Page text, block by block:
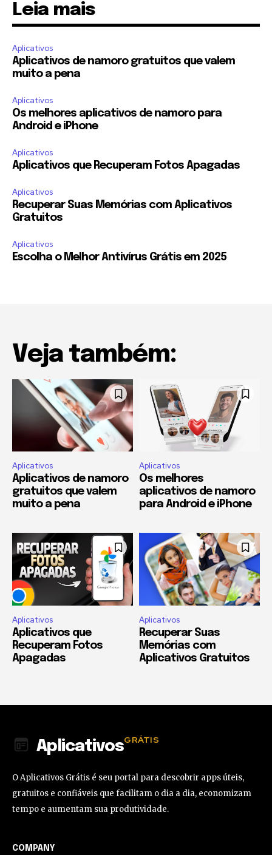
Leia mais
Aplicativos
Aplicativos de namoro gratuitos que valem
muito a pena
Aplicativos
Os melhores aplicativos de namoro para
Android e iPhone
Aplicativos
Aplicativos que Recuperam Fotos Apagadas
Aplicativos
Recuperar Suas Memórias com Aplicativos
Gratuitos
Aplicativos
Escolha o Melhor Antivírus Grátis em 2025
Veja também:
Aplicativos
Aplicativos de namoro
gratuitos que valem
muito a pena
Aplicativos
Os melhores
aplicativos de namoro
para Android e iPhone
Aplicativos
Aplicativos que
Recuperam Fotos
Apagadas
Aplicativos
Recuperar Suas
Memórias com
Aplicativos Gratuitos
AplicativosGRÁTIS
O Aplicativos Grátis é seu portal para descobrir apps úteis,
gratuitos e confiáveis que facilitam o dia a dia, economizam
tempo e aumentam sua produtividade.
COMPANY